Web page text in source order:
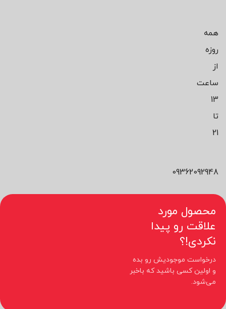
همه
روزه
از
ساعت
13
تا
21
09362092948
محصول مورد
علاقت رو پیدا
نکردی!؟
درخواست موجودیش رو بده
و اولین کسی باشید که باخبر
می‌شود.